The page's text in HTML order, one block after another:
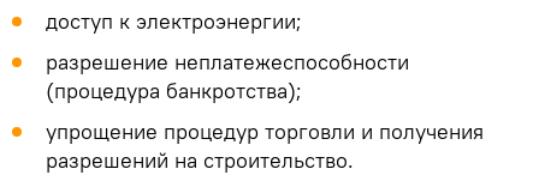
доступ к электроэнергии;
разрешение неплатежеспособности
(процедура банкротства);
упрощение процедур торговли и получения
разрешений на строительство.